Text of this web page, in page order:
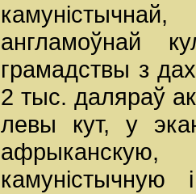
англамоўнай
грамадствы з
2 тыс. даляраў
левы кут, у
камуністычную